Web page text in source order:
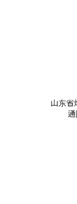
山东省